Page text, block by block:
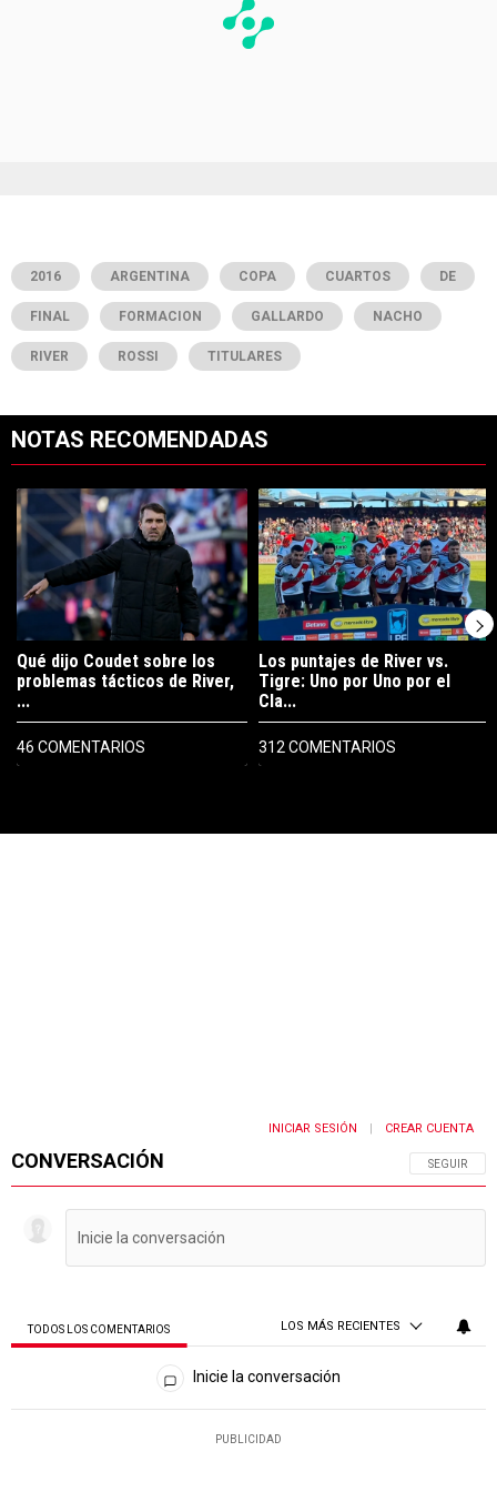
2016 ARGENTINA COPA CUARTOS DE
FINAL FORMACION GALLARDO NACHO
RIVER ROSSI TITULARES
NOTAS RECOMENDADAS
Un artículo de tendencia con el título "Qué dijo Coudet sobre los
Qué dijo Coudet sobre los
problemas tácticos de River,
...
46 COMENTARIOS
Un artículo de tendencia con el
Los puntajes de River vs.
Tigre: Uno por Uno por el
Cla...
312 COMENTARIOS
CONVERSACIÓN SIGA ESTA
SEGUIR
INICIAR SESIÓN CREAR CUENTA
TODOS LOS COMENTARIOS LOS MÁS RECIENTES
Todos los comentarios
Inicie la conversación
PUBLICIDAD